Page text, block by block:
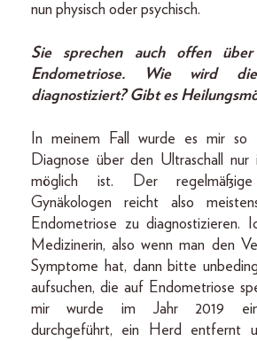
nun physisch oder psychisch.
Sie sprechen auch offen
Endometriose. Wie wird
diagnostiziert? Gibt es
In meinem Fall wurde es mir so
Diagnose über den Ultraschall nur
möglich ist. Der
Gynäkologen reicht also
Endometriose zu diagnostizieren.
Medizinerin, also wenn man den
Symptome hat, dann bitte
aufsuchen, die auf Endometriose
mir wurde im Jahr 2019
durchgeführt, ein Herd entfernt